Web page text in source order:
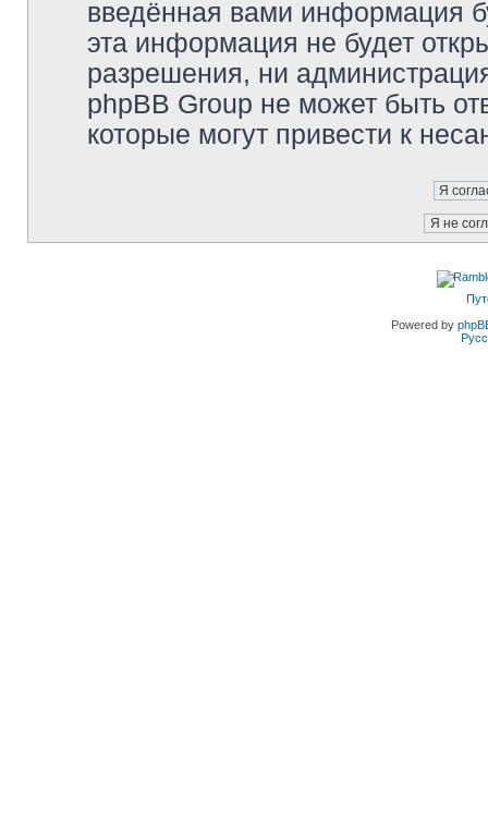
введённая вами информация
эта информация не будет
разрешения, ни
phpBB Group не может быть
которые могут привести к
Powered by